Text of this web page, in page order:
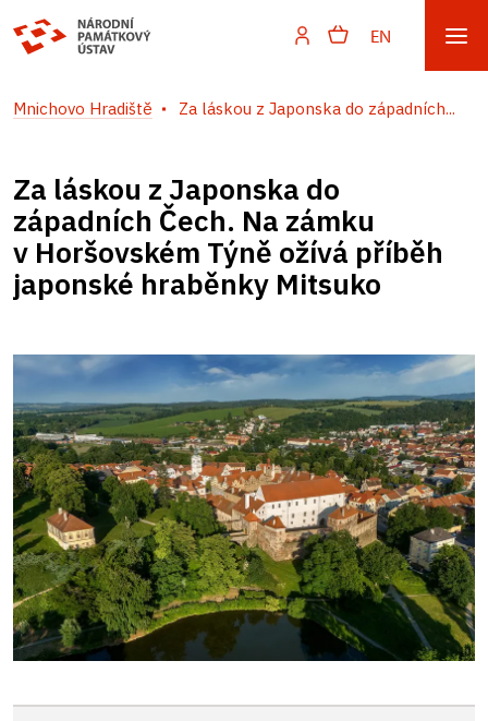
EN
Mnichovo Hradiště Za láskou z Japonska do západních...
Za láskou z Japonska do
západních Čech. Na zámku
v Horšovském Týně ožívá příběh
japonské hraběnky Mitsuko